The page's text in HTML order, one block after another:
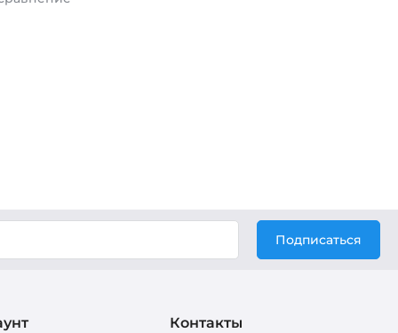
Подписаться
Контакты